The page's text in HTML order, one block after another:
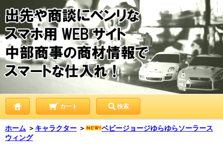
カート 検索
ホーム ＞ キャラクター ＞
ベビージョージゆらゆらソーラース
ウィング